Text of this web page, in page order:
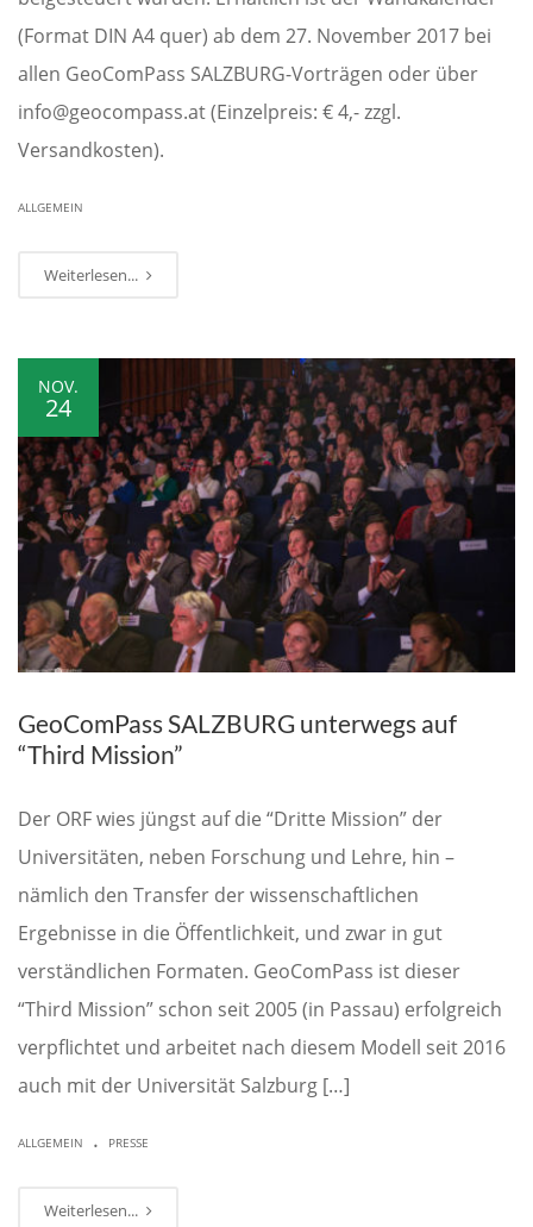
(Format DIN A4 quer) ab dem 27. November 2017 bei
allen GeoComPass SALZBURG-Vorträgen oder über
info@geocompass.at (Einzelpreis: € 4,- zzgl.
Versandkosten).
ALLGEMEIN
Weiterlesen...
NOV.
24
GeoComPass SALZBURG unterwegs auf
“Third Mission”
Der ORF wies jüngst auf die “Dritte Mission” der
Universitäten, neben Forschung und Lehre, hin –
nämlich den Transfer der wissenschaftlichen
Ergebnisse in die Öffentlichkeit, und zwar in gut
verständlichen Formaten. GeoComPass ist dieser
“Third Mission” schon seit 2005 (in Passau) erfolgreich
verpflichtet und arbeitet nach diesem Modell seit 2016
auch mit der Universität Salzburg […]
ALLGEMEIN . PRESSE
Weiterlesen...